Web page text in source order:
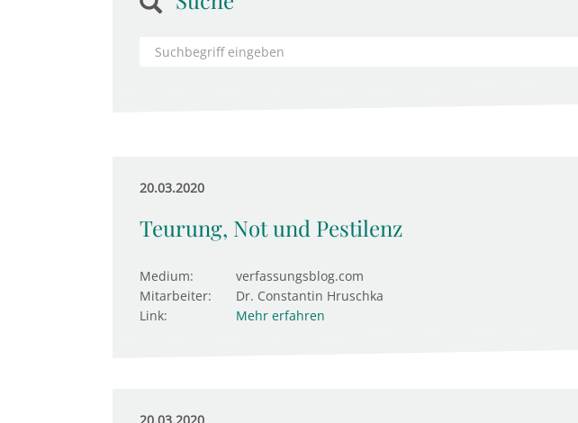
20.03.2020
Teurung, Not und Pestilenz
Medium:
verfassungsblog.com
Mitarbeiter:
Dr. Constantin Hruschka
Link:
Mehr erfahren